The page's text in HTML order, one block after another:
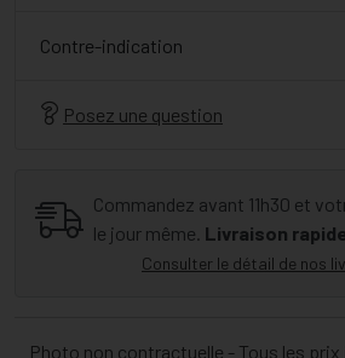
Contre-indication
Posez une question
Commandez avant 11h30 et
le jour même. Livraison
Consulter le détail de nos
Photo non contractuelle - Tous les prix